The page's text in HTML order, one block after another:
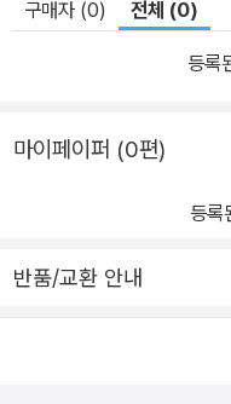
구매자 (0) 전체 (0)
등록
마이페이퍼 (0편)
등록
반품/교환 안내